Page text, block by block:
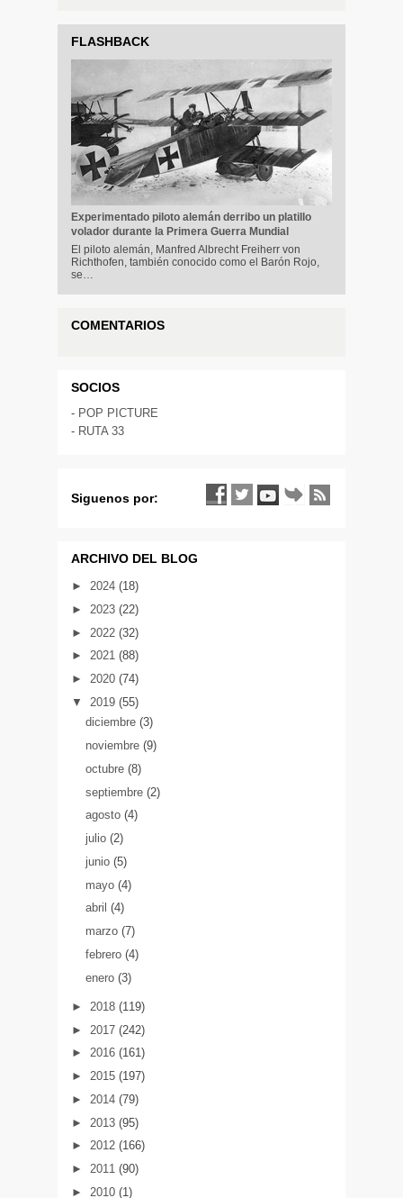
FLASHBACK
Experimentado piloto alemán derribo un platillo
volador durante la Primera Guerra Mundial
El piloto alemán, Manfred Albrecht Freiherr von
Richthofen, también conocido como el Barón Rojo,
se…
COMENTARIOS
SOCIOS
- POP PICTURE
- RUTA 33
Siguenos por:
ARCHIVO DEL BLOG
► 2024 (18)
► 2023 (22)
► 2022 (32)
► 2021 (88)
► 2020 (74)
▼ 2019 (55)
diciembre (3)
noviembre (9)
octubre (8)
septiembre (2)
agosto (4)
julio (2)
junio (5)
mayo (4)
abril (4)
marzo (7)
febrero (4)
enero (3)
► 2018 (119)
► 2017 (242)
► 2016 (161)
► 2015 (197)
► 2014 (79)
► 2013 (95)
► 2012 (166)
► 2011 (90)
► 2010 (1)